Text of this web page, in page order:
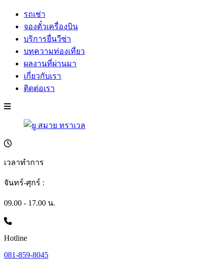
รถเช่า
จองตั๋วเครื่องบิน
บริการยื่นวีซ่า
บทความท่องเที่ยว
ผลงานที่ผ่านมา
เกี่ยวกับเรา
ติดต่อเรา
เวลาทำการ
จันทร์-ศุกร์ :
09.00 - 17.00 น.
Hotline
081-859-8045